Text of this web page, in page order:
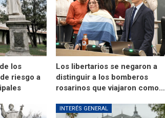
los
riesgo a
Los libertarios se negaron a
distinguir a los bomberos
rosarinos que viajaron como…
INTERÉS GENERAL